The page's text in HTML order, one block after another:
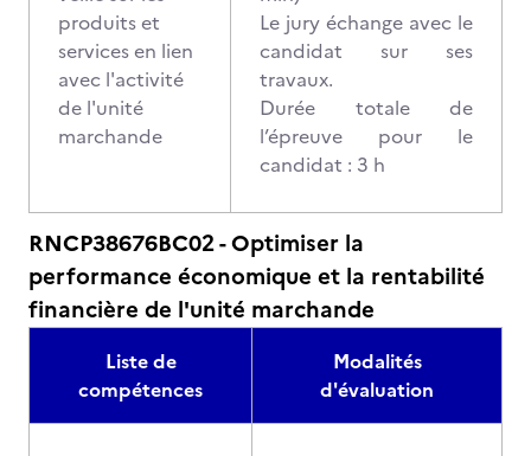
produits et
services en lien
avec l'activité
de l'unité
marchande
Le jury échange avec le
candidat sur ses
travaux.
Durée totale de
l’épreuve pour le
candidat : 3 h
RNCP38676BC02 - Optimiser la
performance économique et la rentabilité
financière de l'unité marchande
Liste de
compétences
Modalités
d'évaluation